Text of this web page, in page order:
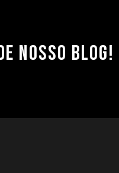
NOSSO BLOG!